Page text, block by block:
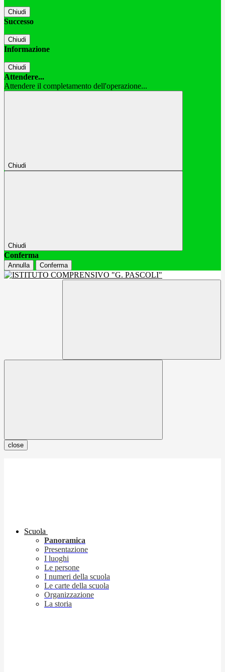
Chiudi
Successo
Chiudi
Informazione
Chiudi
Attendere...
Attendere il completamento dell'operazione...
Chiudi
Chiudi
Conferma
Annulla Conferma
close
Scuola
Panoramica
Presentazione
I luoghi
Le persone
I numeri della scuola
Le carte della scuola
Organizzazione
La storia